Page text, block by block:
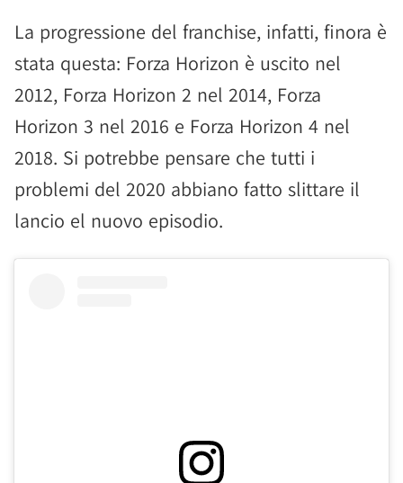
La progressione del franchise, infatti, finora è
stata questa: Forza Horizon è uscito nel
2012, Forza Horizon 2 nel 2014, Forza
Horizon 3 nel 2016 e Forza Horizon 4 nel
2018. Si potrebbe pensare che tutti i
problemi del 2020 abbiano fatto slittare il
lancio el nuovo episodio.